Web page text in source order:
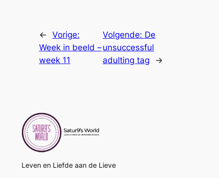
← Vorige:
Week in beeld –
week 11
Volgende: De
unsuccessful
adulting tag
→
Leven en Liefde aan de Lieve